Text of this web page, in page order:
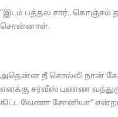
“இடம் பத்தல சார்.. கொஞ்சம்
சொன்னாள்.
அதென்ன நீ சொல்லி நான்
எனக்கு சர்வீஸ் பண்ண
கிட்ட வேணா சோனியா”